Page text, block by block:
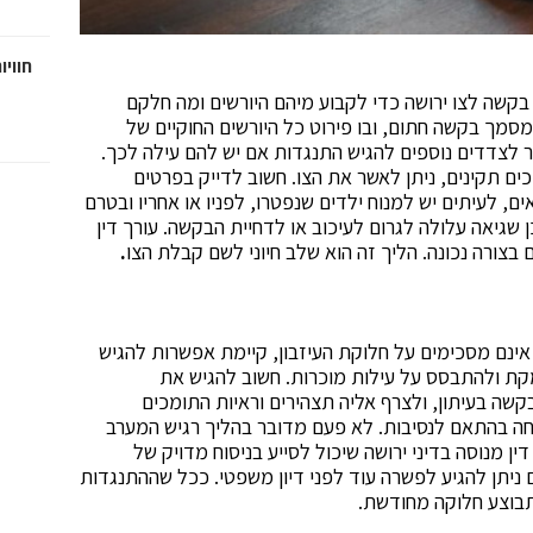
לצו ירושה כדי לקבוע מיהם היורשים ומה חלקם
בקשה חתום, ובו פירוט כל היורשים החוקיים של
נוספים להגיש התנגדות אם יש להם עילה לכך.
ניתן לאשר את הצו. חשוב לדייק בפרטים
יש למנוח ילדים שנפטרו, לפניו או אחריו ובטרם
עלולה לגרום לעיכוב או לדחיית הבקשה. עורך דין
נכונה. הליך זה הוא שלב חיוני לשם קבלת הצו.
מסכימים על חלוקת העיזבון, קיימת אפשרות להגיש
ולהתבסס על עילות מוכרות. חשוב להגיש את
בו פורסמה הבקשה בעיתון, ולצרף אליה תצהירים וראיות התומכים
בהתאם לנסיבות. לא פעם מדובר בהליך רגיש המערב
מנוסה בדיני ירושה שיכול לסייע בניסוח מדויק של
להגיע לפשרה עוד לפני דיון משפטי. ככל שההתנגדות
חלוקה מחודשת.